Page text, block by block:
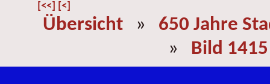
[<<] [<]
Übersicht » 650 Jahre
» Bild 1415